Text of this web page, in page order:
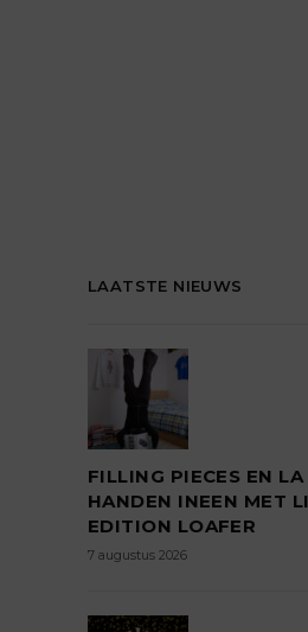
LAATSTE NIEUWS
FILLING PIECES EN
HANDEN INEEN MET
EDITION LOAFER
7 augustus 2026